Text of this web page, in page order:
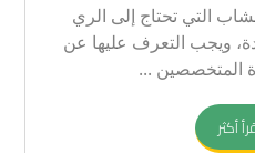
التي تحتاج إلى الري
ويجب التعرف عليها عن
المتخصصين ...
أكثر